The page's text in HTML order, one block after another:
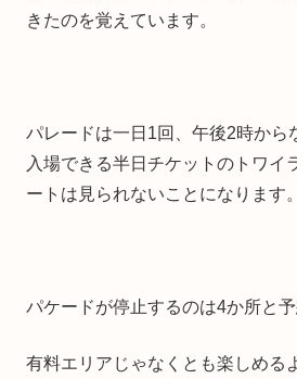
きたのを覚えています。
パレードは一日1回、午後2時から
入場できる半日チケットのトワイ
ートは見られないことになります。
パケードが停止するのは4か所と予
有料エリアじゃなくとも楽しめる